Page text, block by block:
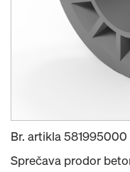
Br. artikla581995000
Sprečava prodor